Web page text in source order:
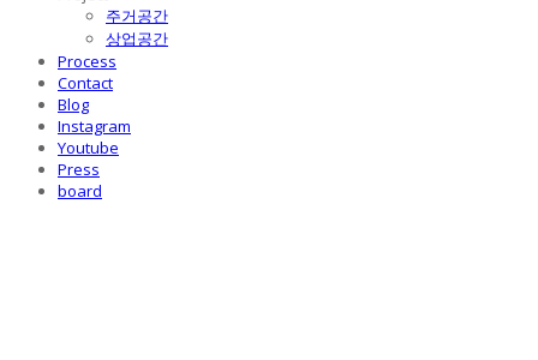
주거공간
상업공간
Process
Contact
Blog
Instagram
Youtube
Press
board